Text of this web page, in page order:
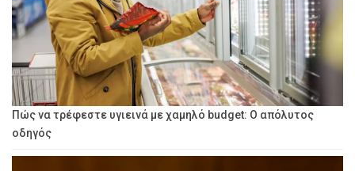
Πώς να τρέφεστε υγιεινά με χαμηλό budget: Ο απόλυτος
οδηγός